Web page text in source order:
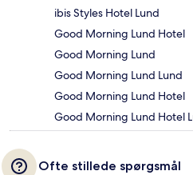
ibis Styles Hotel Lund
Good Morning Lund Hotel
Good Morning Lund
Good Morning Lund Lund
Good Morning Lund Hotel
Good Morning Lund Hotel
Ofte stillede spørgsmål